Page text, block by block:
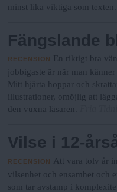
minst lika viktiga som texten.
Fängslande
RECENSION
En riktigt bra
jobbigaste är när man
Mitt hjärta hoppar och
illustrationer, omöjlig att
den vuxna läsaren.
Vilse i 12-
RECENSION
Att vara tolv år
vilsenhet och ensamhet och
som tar avstamp i